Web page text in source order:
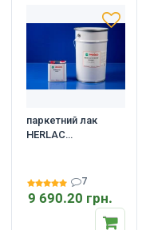
паркетний лак
HERLAC
9 690.20 грн.
7